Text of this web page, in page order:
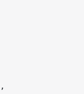
,